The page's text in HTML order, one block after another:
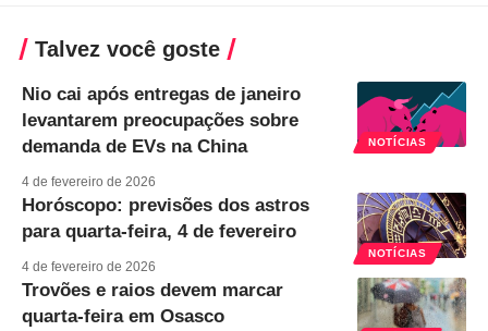
Talvez você goste
NOTÍCIAS
Nio cai após entregas de janeiro
levantarem preocupações sobre
demanda de EVs na China
4 de fevereiro de 2026
NOTÍCIAS
Horóscopo: previsões dos astros
para quarta-feira, 4 de fevereiro
4 de fevereiro de 2026
Trovões e raios devem marcar
quarta-feira em Osasco